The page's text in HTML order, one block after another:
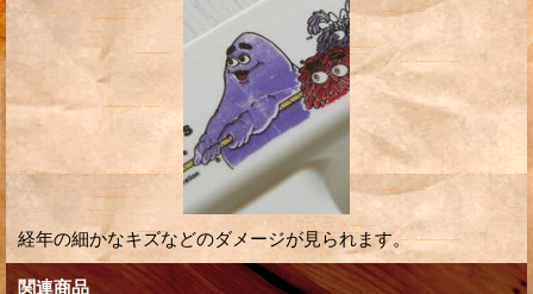
経年の細かなキズなどのダメージが見られます。
関連商品